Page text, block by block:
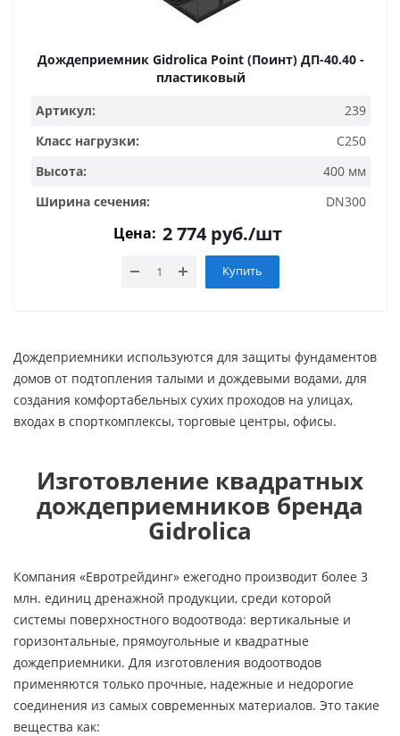
Дождеприемник Gidrolica Point (Поинт) ДП-40.40 -
пластиковый
Артикул:
239
Класс нагрузки:
C250
Высота:
400 мм
Ширина сечения:
DN300
Цена: 2 774руб./шт
Купить
Дождеприемники используются для защиты фундаментов
домов от подтопления талыми и дождевыми водами, для
создания комфортабельных сухих проходов на улицах,
входах в спорткомплексы, торговые центры, офисы.
Изготовление квадратных
дождеприемников бренда
Gidrolica
Компания «Евротрейдинг» ежегодно производит более 3
млн. единиц дренажной продукции, среди которой
системы поверхностного водоотвода: вертикальные и
горизонтальные, прямоугольные и квадратные
дождеприемники. Для изготовления водоотводов
применяются только прочные, надежные и недорогие
соединения из самых современных материалов. Это такие
вещества как: